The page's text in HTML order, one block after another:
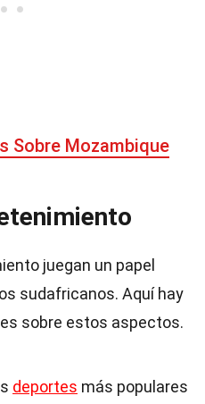
Sobre Mozambique
juegan un papel
sudafricanos. Aquí hay
sobre estos aspectos.
deportes más populares